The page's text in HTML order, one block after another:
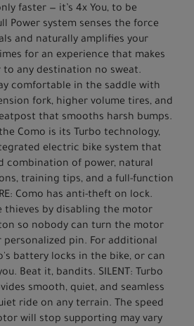
faster — it’s 4x You, to be
Power system senses the force
and naturally amplifies your
for an experience that makes
any destination no sweat.
comfortable in the saddle with
fork, higher volume tires, and
that smooths harsh bumps.
Como is its Turbo technology,
electric bike system that
combination of power, natural
training tips, and a full-function
Como has anti-theft on lock.
thieves by disabling the motor
so nobody can turn the motor
pin. For additional
battery locks in the bike, or can
Beat it, bandits. SILENT: Turbo
smooth, quiet, and seamless
ride on any terrain. The speed
will stop supporting may vary